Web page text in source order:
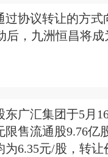
协议转让的方
后，九洲恒昌将
广汇集团于5月
售流通股9.76亿
6.35元/股，转